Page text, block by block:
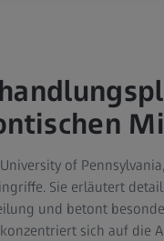
of
Sie erläutert
und betont
sich auf die